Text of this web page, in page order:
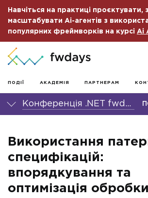
Навчіться на практиці проєктувати,
масштабувати Ai-агентів з
популярних фреймворків на курсі Ai
ПОДІЇ АКАДЕМІЯ ПАРТНЕРАМ
Конференція .NET fwdays'24
Використання
специфікацій:
впорядкування та
оптимізація